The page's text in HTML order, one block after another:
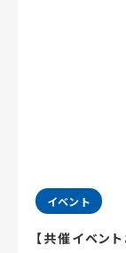
イベント
【共催イベン